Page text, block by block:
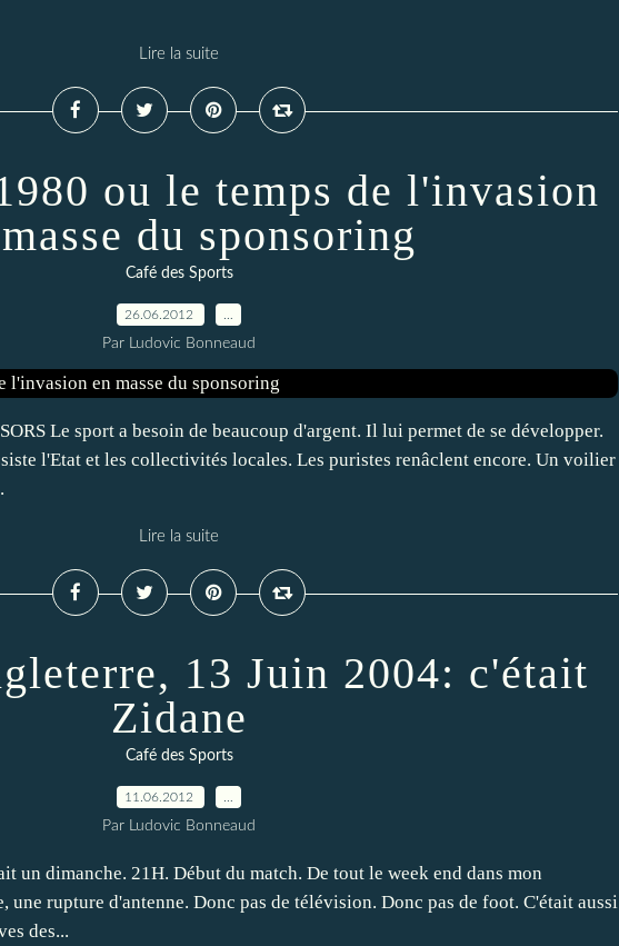
Lire la suite
ou le temps de l'invasion
du sponsoring
Café des Sports
26.06.2012
Par Ludovic Bonneaud
Le sport a besoin de beaucoup d'argent. Il lui permet de se développer.
l'Etat et les collectivités locales. Les puristes renâclent encore. Un voilier
Lire la suite
13 Juin 2004: c'était
Zidane
Café des Sports
11.06.2012
Par Ludovic Bonneaud
un dimanche. 21H. Début du match. De tout le week end dans mon
une rupture d'antenne. Donc pas de télévision. Donc pas de foot. C'était aussi
des...